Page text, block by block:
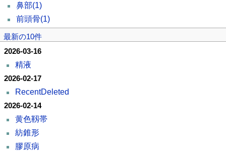
鼻部(1)
前頭骨(1)
最新の10件
2026-03-16
精液
2026-02-17
RecentDeleted
2026-02-14
黄色靱帯
紡錐形
膠原病